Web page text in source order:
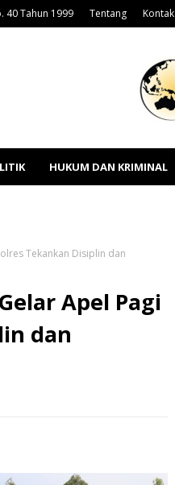
40 Tahun 1999 Tentang Kontak
HUKUM DAN KRIMINAL
Tekankan Disiplin dan
Apel Pagi
dan